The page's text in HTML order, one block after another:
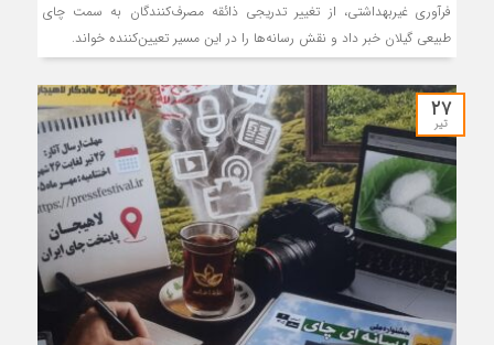
فرآوری غیربهداشتی، از تغییر تدریجی ذائقه مصرف‌کنندگان به سمت چای
طبیعی گیلان خبر داد و نقش رسانه‌ها را در این مسیر تعیین‌کننده خواند.
۲۷
تیر